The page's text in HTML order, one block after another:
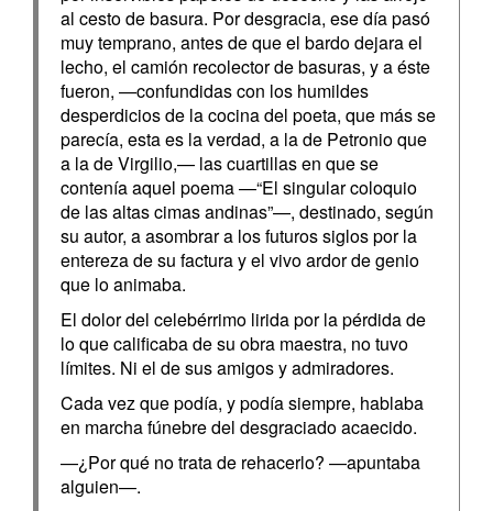
al cesto de basura. Por desgracia, ese día pasó
muy temprano, antes de que el bardo dejara el
lecho, el camión recolector de basuras, y a éste
fueron, —confundidas con los humildes
desperdicios de la cocina del poeta, que más se
parecía, esta es la verdad, a la de Petronio que
a la de Virgilio,— las cuartillas en que se
contenía aquel poema —“El singular coloquio
de las altas cimas andinas”—, destinado, según
su autor, a asombrar a los futuros siglos por la
entereza de su factura y el vivo ardor de genio
que lo animaba.
El dolor del celebérrimo lirida por la pérdida de
lo que calificaba de su obra maestra, no tuvo
límites. Ni el de sus amigos y admiradores.
Cada vez que podía, y podía siempre, hablaba
en marcha fúnebre del desgraciado acaecido.
—¿Por qué no trata de rehacerlo? —apuntaba
alguien—.